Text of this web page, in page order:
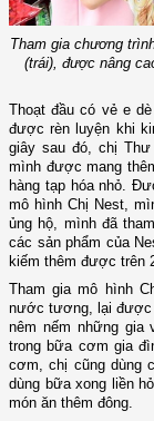
Tham gia chương
(trái), được nâng
Thoạt đầu có vẻ e
được rèn luyện khi
giây sau đó, chị
mình được mang
hàng tạp hóa nhỏ.
mô hình Chị Nest,
ủng hộ, mình đã
các sản phẩm của
kiếm thêm được trên
Tham gia mô hình
nước tương, lại được
nêm nếm những gia
trong bữa cơm gia
cơm, chị cũng dùng
dùng bữa xong liền
món ăn thêm đông.